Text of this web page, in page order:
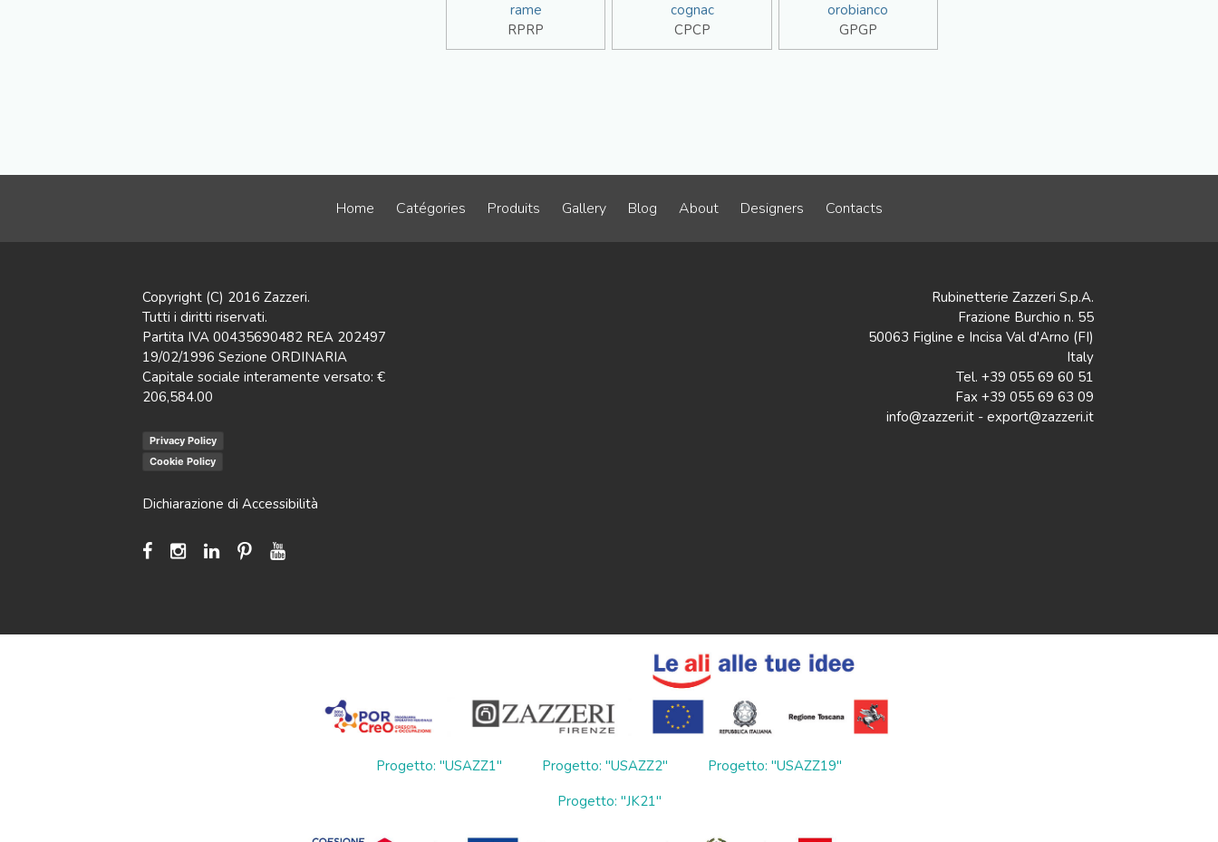
rame
RPRP
cognac
CPCP
orobianco
GPGP
Home Catégories Produits Gallery Blog About Designers Contacts
Copyright (C) 2016 Zazzeri.
Tutti i diritti riservati.
Partita IVA 00435690482 REA 202497
19/02/1996 Sezione ORDINARIA
Capitale sociale interamente versato: €
206,584.00
Privacy Policy
Cookie Policy
Dichiarazione di Accessibilità
Rubinetterie Zazzeri S.p.A.
Frazione Burchio n. 55
50063 Figline e Incisa Val d'Arno (FI)
Italy
Tel. +39 055 69 60 51
Fax +39 055 69 63 09
info@zazzeri.it - export@zazzeri.it
Progetto: "USAZZ1" Progetto: "USAZZ2"
Progetto: "USAZZ19"
Progetto: "JK21"